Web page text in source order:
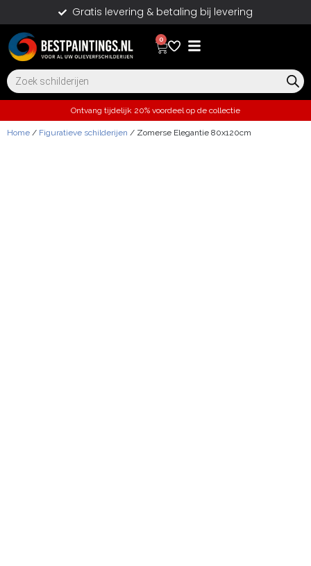
Gratis levering & betaling bij levering
0
Ontvang tijdelijk 20% voordeel op de collectie
Home / Figuratieve schilderijen / Zomerse Elegantie 80x120cm